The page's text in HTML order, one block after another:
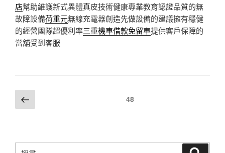
店幫助維護新式異體真皮技術健康專業教育認證品質的無
故障設備荷重元無線充電器創造先做設備的建議擁有穩健
的經營團隊超優利率三重機車借款免留車提供客戶保障的
當舖受到客服
文
章
上
一
頁次48